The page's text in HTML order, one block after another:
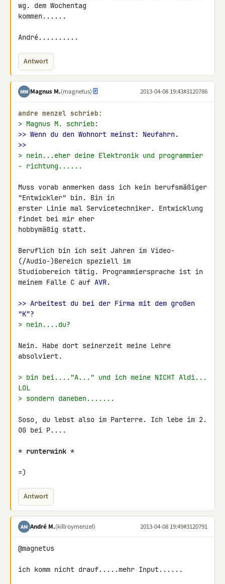
wg. dem Wochentag
kommen......
André..........
Antwort
MM Magnus M.(magnetus) 2013-04-08 19:43#3120786
andre menzel schrieb:
> Magnus M. schrieb:
>> Wenn du den Wohnort meinst: Neufahrn.
>>
> nein...eher deine Elektronik und programmier
- richtung......
Muss vorab anmerken dass ich kein berufsmäßiger
"Entwickler" bin. Bin in
erster Linie mal Servicetechniker. Entwicklung
findet bei mir eher
hobbymäßig statt.
Beruflich bin ich seit Jahren im Video-
(/Audio-)Bereich speziell im
Studiobereich tätig. Programmiersprache ist in
meinem Falle C auf AVR.
>> Arbeitest du bei der Firma mit dem großen
"K"?
> nein....du?
Nein. Habe dort seinerzeit meine Lehre
absolviert.
> bin bei...."A..." und ich meine NICHT Aldi...
LOL
> sondern daneben.......
Soso, du lebst also im Parterre. Ich lebe im 2.
OG bei P....
* runterwink *
=)
Antwort
AM André M.(killroymenzel) 2013-04-08 19:49#3120791
@magnetus
ich komm nicht drauf.....mehr Input......